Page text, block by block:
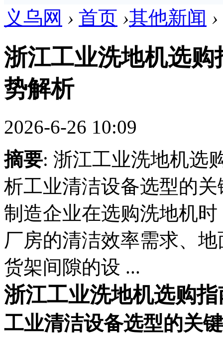
义乌网 › 首页 ›其他新闻 ›
浙江工业洗地机选
势解析
2026-6-26 10:09
摘要: 浙江工业洗地机选
析工业清洁设备选型的
制造企业在选购洗地机
厂房的清洁效率需求、
货架间隙的设 ...
浙江工业洗地机选购
工业清洁设备选型的关